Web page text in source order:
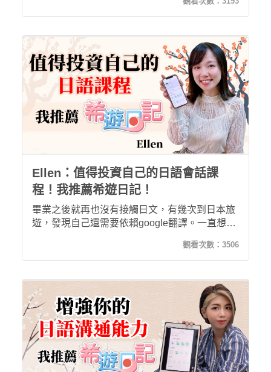
子，不僅成就感十足，更讓我有信心真正學好日
語！
Ellen：值得投資自己的日語會話課
程！我推薦希遊日記！
畢業之後就再也沒有接觸日文，有幾次到日本旅
遊，發現自己還需要依賴google翻譯。一直想重
非常適合想練習日語會話的學習者！觀看次數： 3506